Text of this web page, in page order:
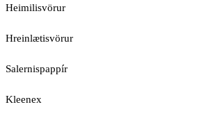
Heimilisvörur
Hreinlætisvörur
Salernispappír
Kleenex